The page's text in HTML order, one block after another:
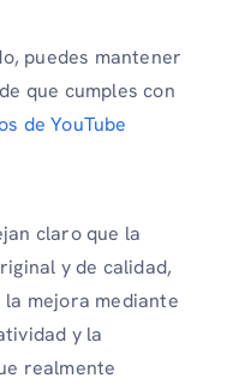
puedes mantener
que cumples con
de YouTube
claro que la
y de calidad,
mejora mediante
y la
realmente